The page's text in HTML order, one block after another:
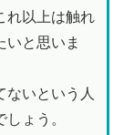
れ以上は触れ
いと思いま
いという人
ょう。